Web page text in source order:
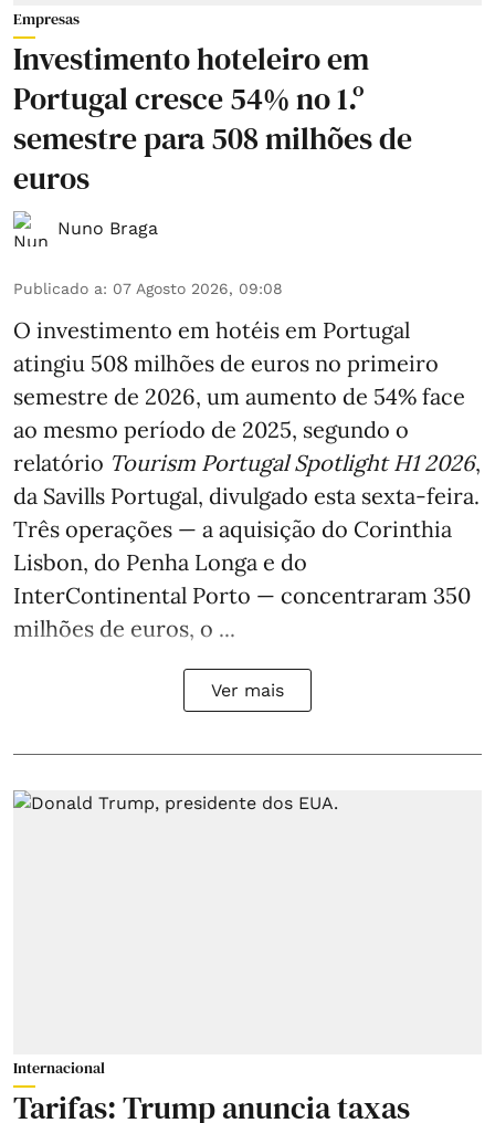
Empresas
Investimento hoteleiro em
Portugal cresce 54% no 1.º
semestre para 508 milhões de
euros
Nuno Braga
Publicado a: 07 Agosto 2026, 09:08
O investimento em hotéis em Portugal
atingiu 508 milhões de euros no primeiro
semestre de 2026, um aumento de 54% face
ao mesmo período de 2025, segundo o
relatório Tourism Portugal Spotlight H1 2026,
da Savills Portugal, divulgado esta sexta-feira.
Três operações — a aquisição do Corinthia
Lisbon, do Penha Longa e do
InterContinental Porto — concentraram 350
milhões de euros, o ...
Ver mais
Internacional
Tarifas: Trump anuncia taxas